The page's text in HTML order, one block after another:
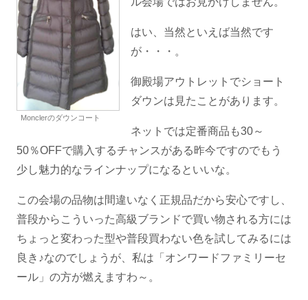
Monclerのダウンコート
はい、当然といえば当然です
が・・・。
御殿場アウトレットでショート
ダウンは見たことがあります。
ネットでは定番商品も30～
50％OFFで購入するチャンスがある昨今ですのでもう
少し魅力的なラインナップになるといいな。
この会場の品物は間違いなく正規品だから安心ですし、
普段からこういった高級ブランドで買い物される方には
ちょっと変わった型や普段買わない色を試してみるには
良き♪なのでしょうが、私は「オンワードファミリーセ
ール」の方が燃えますわ～。